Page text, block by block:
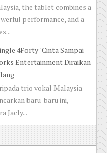
the tablet combines a
performance, and a
4Forty "Cinta Sampai
Entertainment Diraikan
trio vokal Malaysia
baru-baru ini,
Jacly...